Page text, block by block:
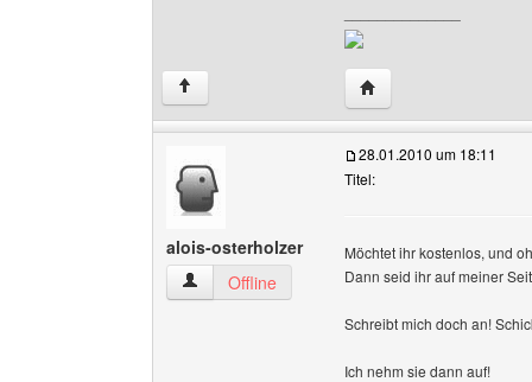
↑ Website dieses
alois-osterholzer
alois-osterholzer Benutzer-Profile anzeigen
Offline
28.01.2010 um 18:11
Titel:
Möchtet ihr kostenlos, und
Dann seid ihr auf meiner
Schreibt mich doch an!
Ich nehm sie dann auf!